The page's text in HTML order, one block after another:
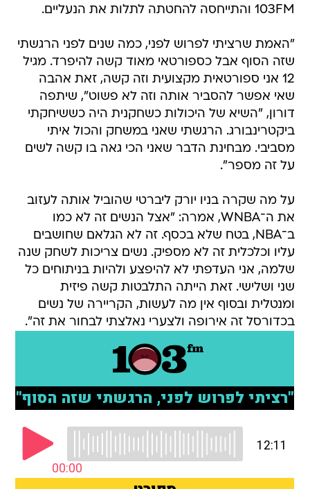
103FM והתייחסה להחטתה לתלות את הנעליים.
"האמת שרציתי לפרוש לפני, כמה שנים לפני הרגשתי
שזה הסוף אבל כספורטאי מאוד קשה להיפרד. מגיל
12 אני ספורטאית מקצועית וזה קשה, זאת אהבה
שאי אפשר להסביר אותה וזה לא פשוט", שיתפה
דורון, "השיא של היכולות כשחקנית היה כששיחקתי
ביקטרינבורג. הרגשתי שאני במשחק והכול איתי
מסביבי. מבחינת הדבר שאני הכי גאה בו קשה לשים
על זה מספר".
על מה שקרה בניו יורק ליברטי שהוביל אותה לעזוב
את ה־WNBA, אמרה: "אצל הנשים זה לא כמו
ב־NBA, בטח שלא בכסף. זה לא הגלאם שחושבים
עליו וכלכלית זה לא מספיק. נשים צריכות לשחק שנה
שלמה, אני העדפתי לא להיפצע ולהיות בניתוחים כל
שני ושלישי. זאת הייתה התלבטות קשה פיזית
ומנטלית ובסוף אין מה לעשות, הקריירה של נשים
בכדורסל זה אירופה ולצערי נאלצתי לבחור את זה".